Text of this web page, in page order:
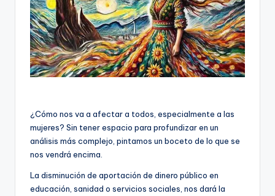
¿Cómo nos va a afectar a todos, especialmente a las
mujeres? Sin tener espacio para profundizar en un
análisis más complejo, pintamos un boceto de lo que se
nos vendrá encima.
La disminución de aportación de dinero público en
educación, sanidad o servicios sociales, nos dará la